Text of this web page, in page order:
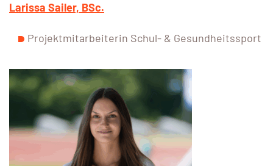
Larissa Sailer, BSc.
Projektmitarbeiterin Schul- & Gesundheitssport